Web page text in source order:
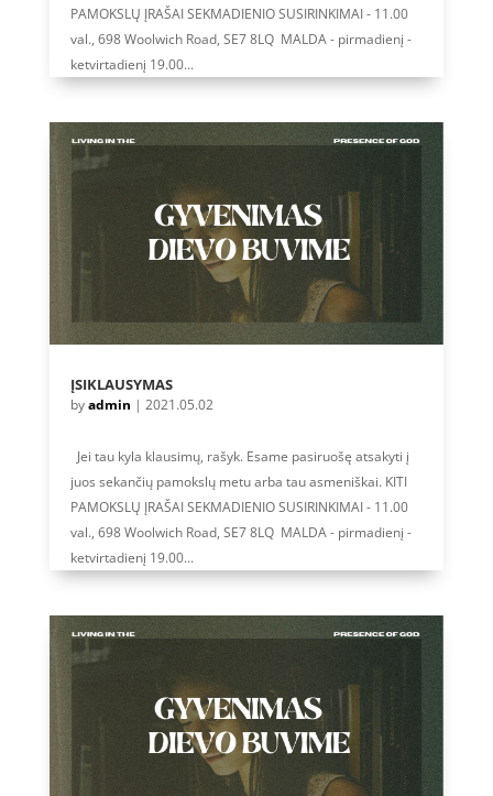
PAMOKSLŲ ĮRAŠAI SEKMADIENIO SUSIRINKIMAI - 11.00
val., 698 Woolwich Road, SE7 8LQ MALDA - pirmadienį -
ketvirtadienį 19.00...
ĮSIKLAUSYMAS
byadmin | 2021.05.02
Jei tau kyla klausimų, rašyk. Esame pasiruošę atsakyti į
juos sekančių pamokslų metu arba tau asmeniškai. KITI
PAMOKSLŲ ĮRAŠAI SEKMADIENIO SUSIRINKIMAI - 11.00
val., 698 Woolwich Road, SE7 8LQ MALDA - pirmadienį -
ketvirtadienį 19.00...